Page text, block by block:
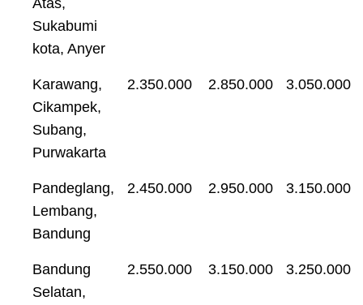
Sukabumi
kota, Anyer
Karawang,
Cikampek,
Subang,
Purwakarta
2.350.000 2.850.000 3.050.000
Pandeglang,
Lembang,
Bandung
2.450.000 2.950.000 3.150.000
Bandung
Selatan,
2.550.000 3.150.000 3.250.000